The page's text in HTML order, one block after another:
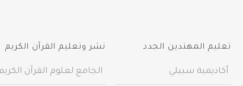
تعليم المهتدين الجدد
أكاديمية سبيلي
نشر وتعليم القرآن الكريم
الجامع لعلوم القرآن